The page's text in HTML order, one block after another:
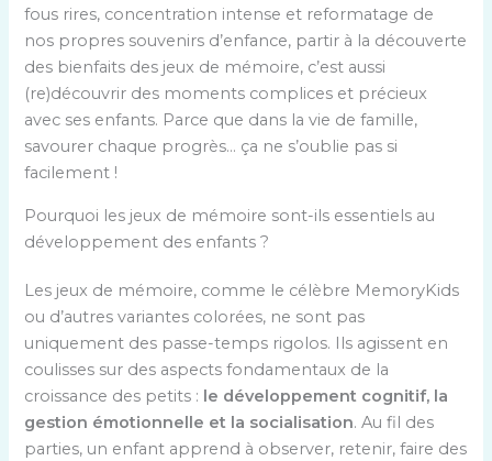
fous rires, concentration intense et reformatage de
nos propres souvenirs d’enfance, partir à la découverte
des bienfaits des jeux de mémoire, c’est aussi
(re)découvrir des moments complices et précieux
avec ses enfants. Parce que dans la vie de famille,
savourer chaque progrès… ça ne s’oublie pas si
facilement !
Pourquoi les jeux de mémoire sont-ils essentiels au
développement des enfants ?
Les jeux de mémoire, comme le célèbre MemoryKids
ou d’autres variantes colorées, ne sont pas
uniquement des passe-temps rigolos. Ils agissent en
coulisses sur des aspects fondamentaux de la
croissance des petits : le développement cognitif, la
gestion émotionnelle et la socialisation. Au fil des
parties, un enfant apprend à observer, retenir, faire des